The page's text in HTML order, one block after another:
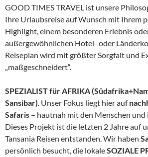
GOOD TIMES TRAVEL ist unsere
Ihre Urlaubsreise auf Wunsch mit Ihrem
Highlight, einem besonderen Erlebnis
außergewöhnlichen Hotel- oder
Reiseplan wird mit größter Sorgfalt und
„maßgeschneidert“.
SPEZIALIST für AFRIKA
Sansibar). Unser Fokus liegt hier auf
Safaris – hautnah mit den Menschen und
Dieses Projekt ist die letzten 2 Jahre auf
Tansania Reisen entstanden. Wir haben
persönlich besucht, die lokaleSOZIALE